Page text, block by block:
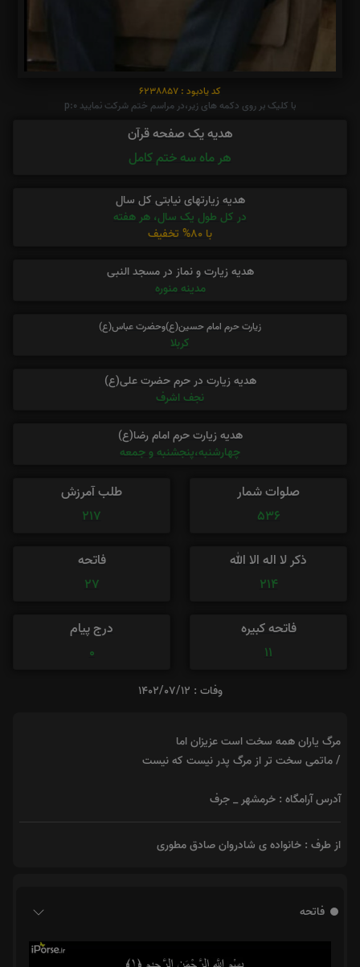
کد یادبود : 6238857
با کلیک بر روی دکمه های زیر،در مراسم ختم شرکت نمایید p:0
هدیه یک صفحه قرآن
هر ماه سه ختم کامل
هدیه زیارتهای نیابتی کل سال
در کل طول یک سال، هر هفته
با 80% تخفیف
هدیه زیارت و نماز در مسجد النبی
مدینه منوره
زیارت حرم امام حسین(ع)وحضرت عباس(ع)
کربلا
هدیه زیارت در حرم حضرت علی(ع)
نجف اشرف
هدیه زیارت حرم امام رضا(ع)
چهارشنبه،پنجشنبه و جمعه
صلوات شمار
536
طلب آمرزش
217
ذکر لا اله الا الله
214
فاتحه
27
فاتحه کبیره
11
درج پیام
0
وفات : 1402/07/12
مرگ یاران همه سخت است عزیزان اما
/ ماتمی سخت تر از مرگ پدر نیست که نیست
آدرس آرامگاه : خرمشهر _ جرف
از طرف : خانواده ی شادروان صادق مطوری
فاتحه